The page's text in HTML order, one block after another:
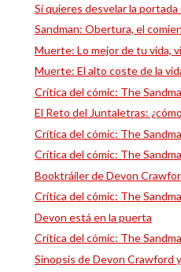
Si quieres desvelar la
Sandman: Obertura, el
Muerte: Lo mejor de tu vida,
Muerte: El alto coste de la
Crítica del cómic: The
El Reto del Juntaletras:
Crítica del cómic: The
Crítica del cómic: The
Booktráiler de Devon
Crítica del cómic: The
Devon está en la puerta
Crítica del cómic: The
Sinopsis de Devon Crawford